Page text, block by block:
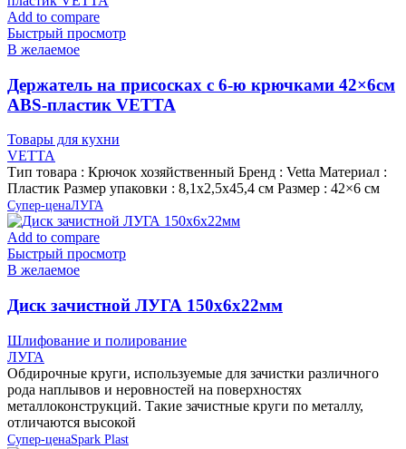
Add to compare
Быстрый просмотр
В желаемое
Держатель на присосках с 6-ю крючками 42×6см
ABS-пластик VETTA
Товары для кухни
VETTA
Тип товара : Крючок хозяйственный Бренд : Vetta Материал :
Пластик Размер упаковки : 8,1х2,5х45,4 см Размер : 42×6 см
Супер-ценаЛУГА
Add to compare
Быстрый просмотр
В желаемое
Диск зачистной ЛУГА 150х6х22мм
Шлифование и полирование
ЛУГА
Обдирочные круги, используемые для зачистки различного
рода наплывов и неровностей на поверхностях
металлоконструкций. Такие зачистные круги по металлу,
отличаются высокой
Супер-ценаSpark Plast